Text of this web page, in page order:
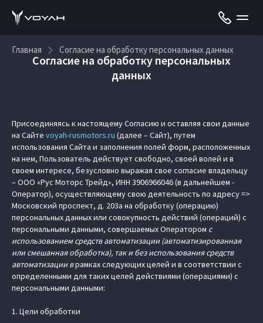
Главная Согласие на обработку персональных данных
Согласие на обработку персональных
данных
Присоединяясь к настоящему Согласию и оставляя свои данные
на Сайте voyah-rusmotors.ru (далее – Сайт), путем
использования Сайта и заполнения полей форм, расположенных
на нем, Пользователь действует свободно, своей волей и в
своем интересе, безусловно выражая свое согласие владельцу
– ООО «Рус Моторс Трейд», ИНН 3906966046 (в дальнейшем -
Оператор), осуществляющему свою деятельность по адресу =>
Московский проспект, д. 203а на обработку (операцию)
персональных данных или совокупность действий (операций) с
персональными данными, совершаемых Оператором с
использованием средств автоматизации (автоматизированная
или смешанная обработка), так и без использования средств
автоматизации врамках следующих целей и в соответствии с
определенными для таких целей действиями (операциями) с
персональными данными:
1. Цели обработки